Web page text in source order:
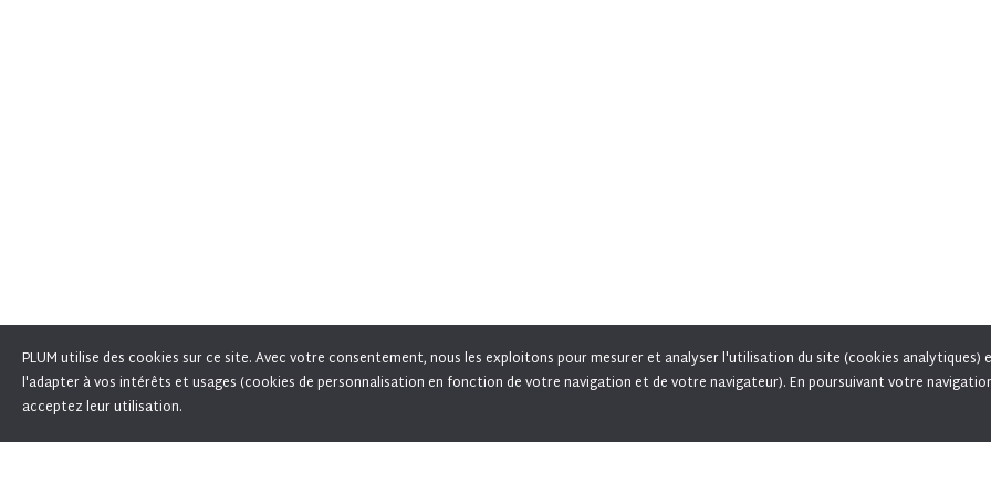
En poursuivant votre navigation sur Fixation PLUM, vous acceptez l'utilisation de cookies pour vous proposer des offres adaptées à vos
PLUM utilise des cookies sur ce site. Avec votre consentement, nous les exploitons pour mesurer et analyser l'utilisation du site (cookies analytiques)
l'adapter à vos intérêts et usages (cookies de personnalisation en fonction de votre navigation et de votre navigateur). En poursuivant votre
acceptez leur utilisation.